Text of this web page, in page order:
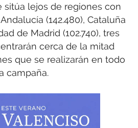
sitúa lejos de regiones con
(142.480), Cataluña
de Madrid (102.740), tres
cerca de la mitad
que se realizarán en todo
campaña.